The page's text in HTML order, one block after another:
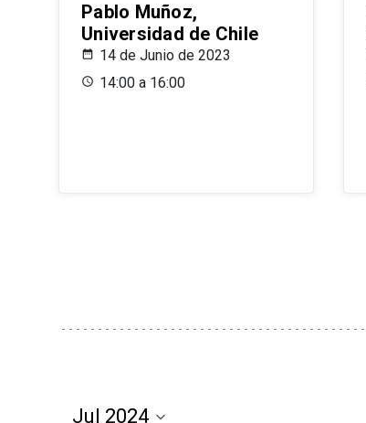
Pablo Muñoz,
Universidad de Chile
14 de Junio de 2023
14:00 a 16:00